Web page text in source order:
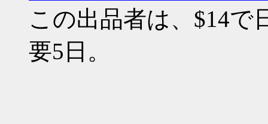
この出品者は、$14で
要5日。